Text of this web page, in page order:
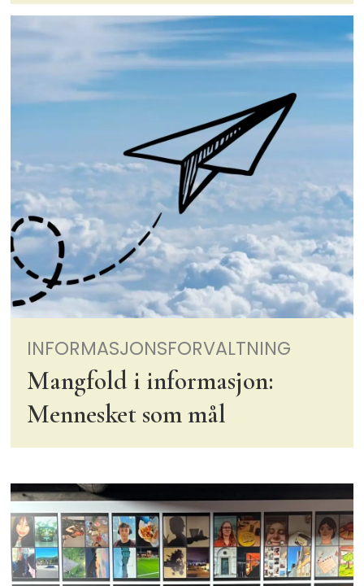
INFORMASJONSFORVALTNING
Mangfold i informasjon:
Mennesket som mål